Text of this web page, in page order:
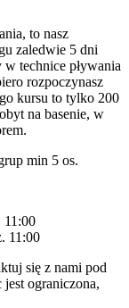
to nasz
zaledwie 5 dni
w technice pływania
rozpoczynasz
kursu to tylko 200
na basenie, w
min 5 os.
11:00
11:00
się z nami pod
ograniczona,